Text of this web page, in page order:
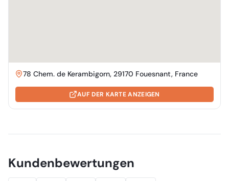
78 Chem. de Kerambigorn, 29170 Fouesnant, France
AUF DER KARTE ANZEIGEN
Kundenbewertungen